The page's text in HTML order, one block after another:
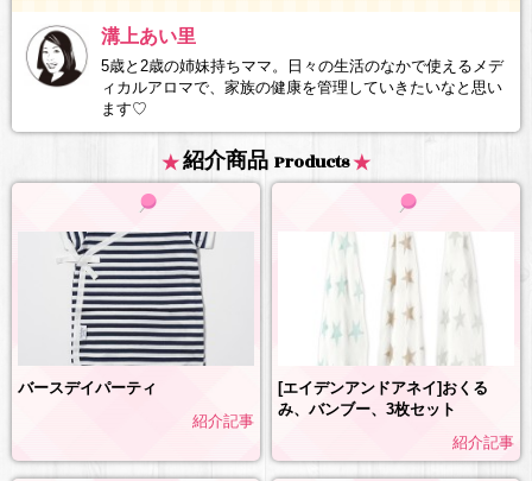
溝上あい里
5歳と2歳の姉妹持ちママ。日々の生活のなかで使えるメデ
ィカルアロマで、家族の健康を管理していきたいなと思い
ます♡
紹介商品 Products
バースデイパーティ
紹介記事
[エイデンアンドアネイ]おくる
み、バンブー、3枚セット
紹介記事